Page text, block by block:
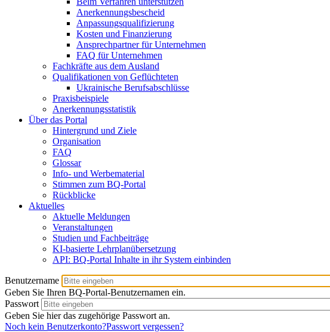
Anerkennungsbescheid
Anpassungsqualifizierung
Kosten und Finanzierung
Ansprechpartner für Unternehmen
FAQ für Unternehmen
Fachkräfte aus dem Ausland
Qualifikationen von Geflüchteten
Ukrainische Berufsabschlüsse
Praxisbeispiele
Anerkennungsstatistik
Über das Portal
Hintergrund und Ziele
Organisation
FAQ
Glossar
Info- und Werbematerial
Stimmen zum BQ-Portal
Rückblicke
Aktuelles
Aktuelle Meldungen
Veranstaltungen
Studien und Fachbeiträge
KI-basierte Lehrplanübersetzung
API: BQ-Portal Inhalte in ihr System einbinden
Benutzername
Geben Sie Ihren BQ-Portal-Benutzernamen ein.
Passwort
Geben Sie hier das zugehörige Passwort an.
Noch kein Benutzerkonto?Passwort vergessen?